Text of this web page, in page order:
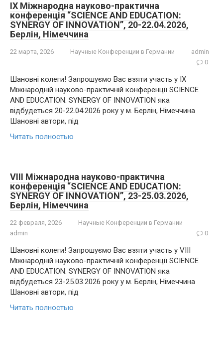
IX Міжнародна науково-практична
конференція “SCIENCE AND EDUCATION:
SYNERGY OF INNOVATION”, 20-22.04.2026,
Берлін, Німеччина
22 марта, 2026 Научные Конференции в Германии
admin
0
Шановні колеги! Запрошуємо Вас взяти участь у IX
Міжнародній науково-практичній конференції SCIENCE
AND EDUCATION: SYNERGY OF INNOVATION яка
відбудеться 20-22.04.2026 року у м. Берлін, Німеччина
Шановні автори, під
Читать полностью
VIII Міжнародна науково-практична
конференція “SCIENCE AND EDUCATION:
SYNERGY OF INNOVATION”, 23-25.03.2026,
Берлін, Німеччина
22 февраля, 2026
Научные Конференции в Германии
admin
0
Шановні колеги! Запрошуємо Вас взяти участь у VIII
Міжнародній науково-практичній конференції SCIENCE
AND EDUCATION: SYNERGY OF INNOVATION яка
відбудеться 23-25.03.2026 року у м. Берлін, Німеччина
Шановні автори, під
Читать полностью